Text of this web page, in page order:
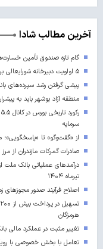
آخرین مطالب شادا
گام تازه صندوق تأمین
۵ اولویت دبیرخانه شورایعالی برای تحول در مناطق آزاد
پیشی گرفتن رشد سپرده‌های
منطقه آزاد بوشهر باید به
سرمایه
از «گفت‌وگو» تا
صادرات گمرکات مازندران از مرز ۱۳۳ میلیون دلار عبور کرد
تیرماه ۱۴۰۴
اصلاح فرآیند صدور مجوزهای
هرمزگان
تغییر مثبت در عملکرد مالی بانک
تعامل با بخش خصوصی با